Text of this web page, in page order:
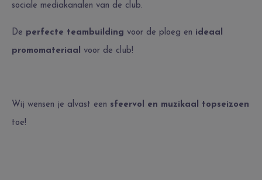
sociale mediakanalen van de club.
De perfecte teambuilding voor de ploeg en ideaal
promomateriaal voor de club!
Wij wensen je alvast een sfeervol en muzikaal topseizoen
toe!